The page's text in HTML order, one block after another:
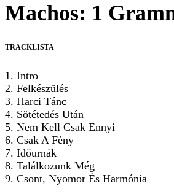
Machos: 1
TRACKLISTA
1. Intro
2. Felkészülés
3. Harci Tánc
4. Sötétedés Után
5. Nem Kell Csak Ennyi
6. Csak A Fény
7. Időurnák
8. Találkozunk Még
9. Csont, Nyomor És Harmónia